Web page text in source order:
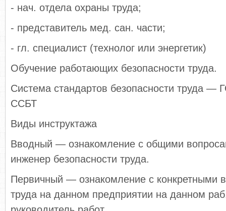
- нач. отдела охраны труда;
- представитель мед. сан. части;
- гл. специалист (технолог или энергетик)
Обучение работающих безопасности труда.
Система стандартов безопасности труда —
ССБТ
Виды инструктажа
Вводный — ознакомление с общими
инженер безопасности труда.
Первичный — ознакомление с конкретными
труда на данном предприятии на данном